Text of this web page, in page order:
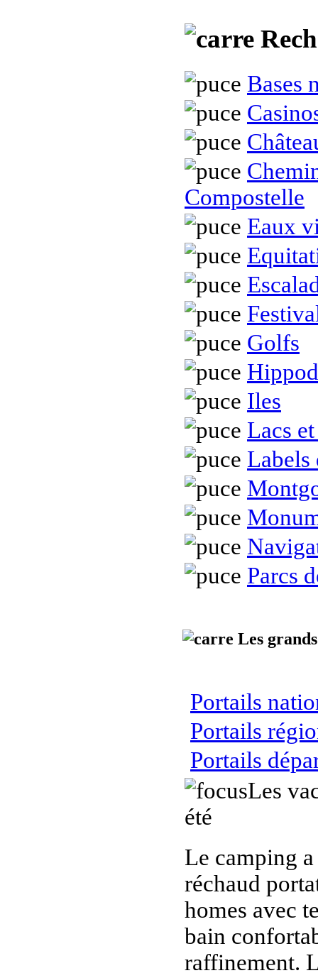
Bases
Compostelle
Eaux
Golfs
Iles
Lacs
Labels
Parcs
Les
Portails
Portails
Portails
Les
été
Le camping
réchaud
homes avec
bain
raffinement.